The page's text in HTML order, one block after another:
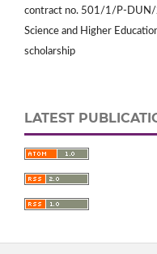
contract no. 501/1/P-
Science and Higher
scholarship
LATEST